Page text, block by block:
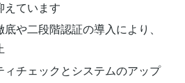
えています
や二段階認証の導入により、
ィチェックとシステムのアップ